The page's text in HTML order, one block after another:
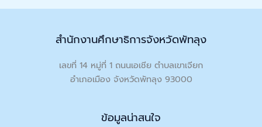
สำนักงานศึกษาธิการจังหวัดพัทลุง
เลขที่ 14 หมู่ที่ 1 ถนนเอเชีย ตำบลเขาเจียก
อำเภอเมือง จังหวัดพัทลุง 93000
ข้อมูลน่าสนใจ